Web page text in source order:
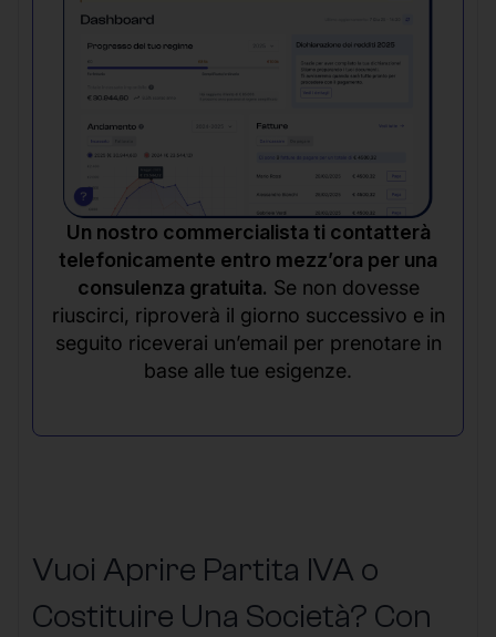
Un nostro commercialista ti contatterà
telefonicamente entro mezz’ora per una
consulenza gratuita. Se non dovesse
riuscirci, riproverà il giorno successivo e in
seguito riceverai un’email per prenotare in
base alle tue esigenze.
Vuoi Aprire Partita IVA o
Costituire Una Società? Con